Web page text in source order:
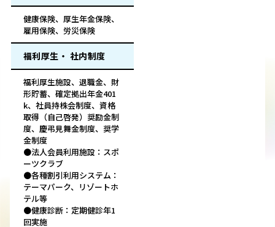
健康保険、厚生年金保険、
雇用保険、労災保険
福利厚生・ 社内制度
福利厚生施設、退職金、財
形貯蓄、確定拠出年金401
k、社員持株会制度、資格
取得（自己啓発）奨励金制
度、慶弔見舞金制度、奨学
金制度
●法人会員利用施設：スポ
ーツクラブ
●各種割引利用システム：
テーマパーク、リゾートホ
テル等
●健康診断：定期健診年1
回実施